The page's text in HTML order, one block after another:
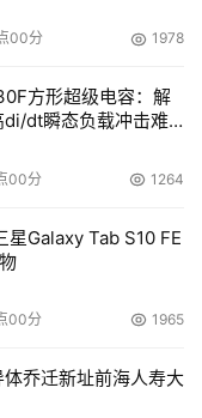
做的就是将证书智
中。虽然我们都知
大量数字证书便意味
不构成投资建议。
00分 1978
方形超级电容：解
di/dt瞬态负载冲击难
00分 1264
星Galaxy Tab S10 FE
00分 1965
乔迁新址前海人寿大